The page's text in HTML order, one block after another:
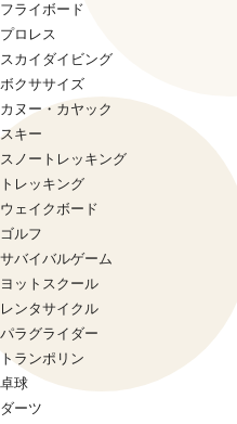
フライボード
プロレス
スカイダイビング
ボクササイズ
カヌー・カヤック
スキー
スノートレッキング
トレッキング
ウェイクボード
ゴルフ
サバイバルゲーム
ヨットスクール
レンタサイクル
パラグライダー
トランポリン
卓球
ダーツ